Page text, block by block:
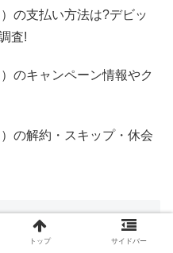
の支払い方法は?デビッ
査!
のキャンペーン情報やク
の解約・スキップ・休会
トップ サイドバー